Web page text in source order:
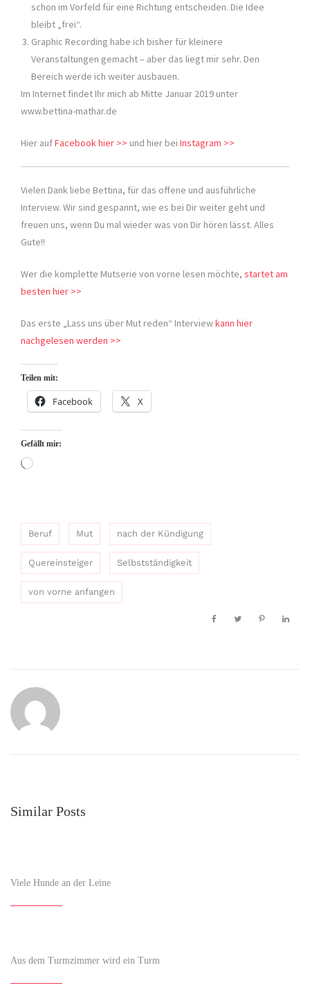
schon im Vorfeld für eine Richtung entscheiden. Die Idee
bleibt „frei“.
Graphic Recording habe ich bisher für kleinere
Veranstaltungen gemacht – aber das liegt mir sehr. Den
Bereich werde ich weiter ausbauen.
Im Internet findet Ihr mich ab Mitte Januar 2019 unter
www.bettina-mathar.de
Hier aufFacebook hier >> und hier bei Instagram >>
Vielen Dank liebe Bettina, für das offene und ausführliche
Interview. Wir sind gespannt, wie es bei Dir weiter geht und
freuen uns, wenn Du mal wieder was von Dir hören lässt. Alles
Gute!!
Wer die komplette Mutserie von vorne lesen möchte, startet am
besten hier >>
Das erste „Lass uns über Mut reden“ Interviewkann hier
nachgelesen werden >>
Teilen mit:
Facebook X
Gefällt mir:
Wird
Beruf Mut nach der Kündigung
Quereinsteiger Selbstständigkeit
von vorne anfangen
Similar Posts
Viele Hunde an der Leine
Aus dem Turmzimmer wird ein Turm